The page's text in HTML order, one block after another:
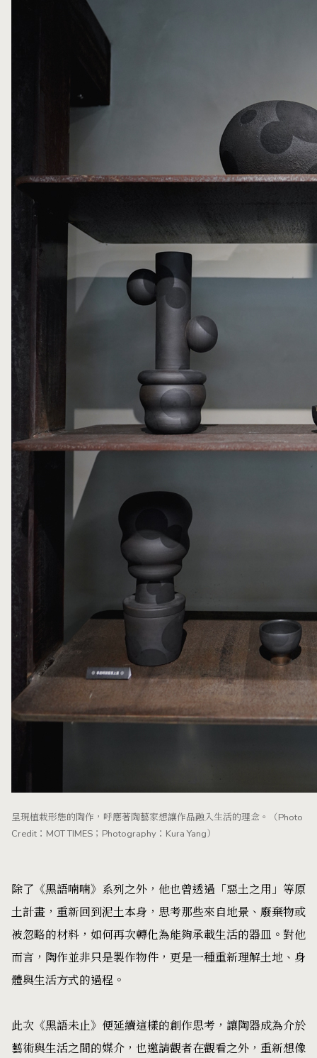
呈現植栽形態的陶作，呼應著陶藝家想讓作品融入生活的理念。（Photo
Credit：MOT TIMES；Photography：Kura Yang）
除了《黑語喃喃》系列之外，他也曾透過「惡土之用」等原
土計畫，重新回到泥土本身，思考那些來自地景、廢棄物或
被忽略的材料，如何再次轉化為能夠承載生活的器皿。對他
而言，陶作並非只是製作物件，更是一種重新理解土地、身
體與生活方式的過程。
此次《黑語未止》便延續這樣的創作思考，讓陶器成為介於
藝術與生活之間的媒介，也邀請觀者在觀看之外，重新想像